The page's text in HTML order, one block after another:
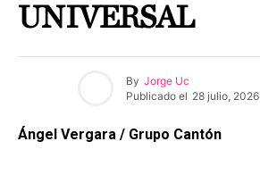
UNIVERSAL
By Jorge Uc
Publicado el 28 julio, 2026
Ángel Vergara / Grupo Cantón